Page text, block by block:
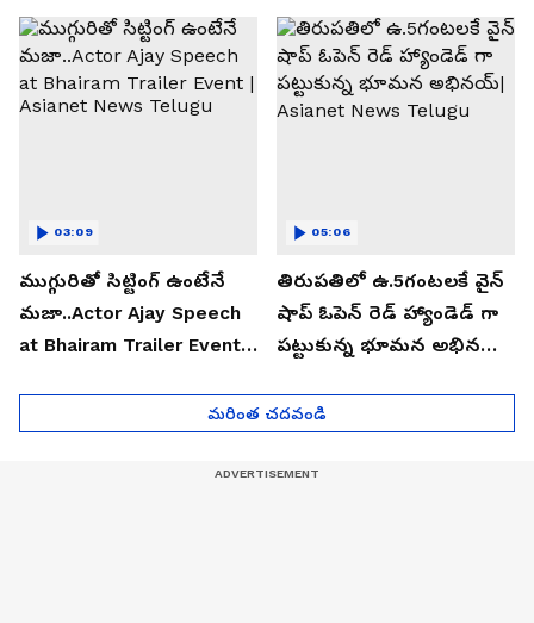
ముగ్గురితో సిట్టింగ్ ఉంటేనే
మజా..Actor Ajay Speech
at Bhairam Trailer Event |
03:09
తిరుపతిలో ఉ.5గంటలకే వైన్
షాప్ ఓపెన్ రెడ్ హ్యాండెడ్ గా
పట్టుకున్న భూమన అభినయ్|
05:06
మరింత చదవండి